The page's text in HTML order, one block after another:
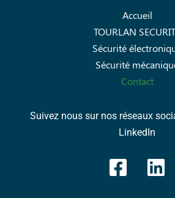
Accueil
TOURLAN
Sécurité
Sécurité
Contact
Suivez nous sur nos réseaux
LinkedIn